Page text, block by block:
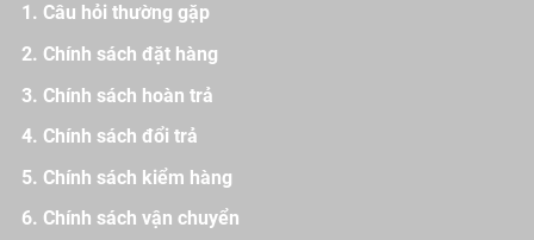
Câu hỏi thường gặp
Chính sách đặt hàng
Chính sách hoàn trả
Chính sách đổi trả
Chính sách kiểm hàng
Chính sách vận chuyển